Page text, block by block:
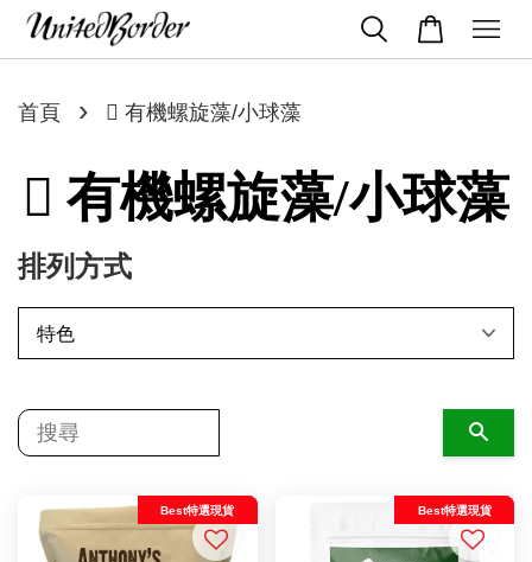
首頁 ›  有機螺旋藻/小球藻
 有機螺旋藻/小球藻
排列方式
Best特選現貨 Best特選現貨